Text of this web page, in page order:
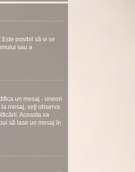
posibil să vi se
sau a
un mesaj - uneori
mesaj, veţi observa
Aceasta va
să lase un mesaj în